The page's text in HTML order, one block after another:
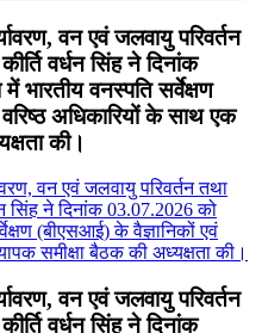
वन एवं जलवायु परिवर्तन
वर्धन सिंह ने दिनांक
भारतीय वनस्पति सर्वेक्षण
अधिकारियों के साथ एक
की।
वन एवं जलवायु परिवर्तन
वर्धन सिंह ने दिनांक